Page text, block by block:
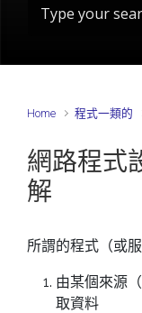
Home 程式一類的
網路程式
解
所謂的程式（或
由某個來源
取資料